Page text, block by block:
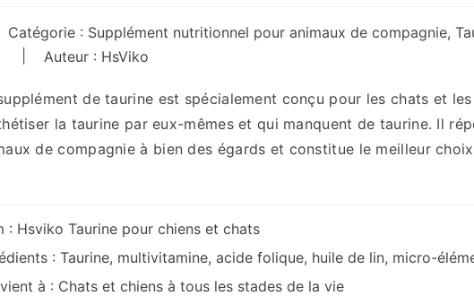
Catégorie : Supplément nutritionnel pour animaux de compagnie,
Auteur : HsViko
de taurine est spécialement conçu pour les chats et
la taurine par eux-mêmes et qui manquent de taurine. Il
de compagnie à bien des égards et constitue le meilleur
: Hsviko Taurine pour chiens et chats
: Taurine, multivitamine, acide folique, huile de lin, micro-
à : Chats et chiens à tous les stades de la vie